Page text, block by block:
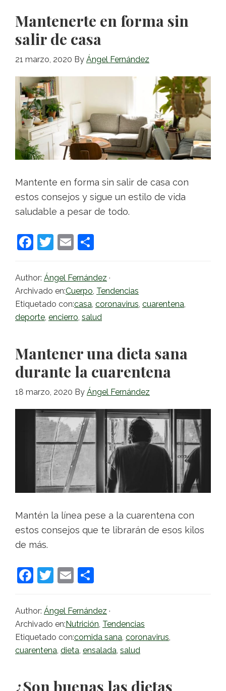
k
Mantenerte en forma sin
salir de casa
21 marzo, 2020 By Ángel Fernández
Mantente en forma sin salir de casa con
estos consejos y sigue un estilo de vida
saludable a pesar de todo.
F
c
e
b
o
k
T
itt
er
E
ai
l
m
p
ar
tir
Author: Ángel Fernández ·
Archivado en:Cuerpo, Tendencias
Etiquetado con:casa, coronavirus, cuarentena,
deporte, encierro, salud
Mantener una dieta sana
durante la cuarentena
18 marzo, 2020 By Ángel Fernández
Mantén la línea pese a la cuarentena con
estos consejos que te librarán de esos kilos
de más.
F
c
e
b
o
T
itt
er
E
ai
l
m
p
ar
tir
Author: Ángel Fernández ·
Archivado en:Nutrición Tendencias
Etiquetado con:comida sana coronavirus
cuarentena dieta ensalada salud
¿Son buenas las dietas